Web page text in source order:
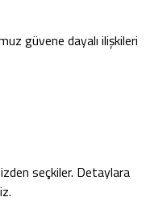
güvene dayalı ilişkileri
seçkiler. Detaylara